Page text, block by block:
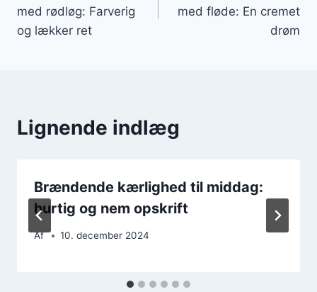
med rødløg: Farverig
og lækker ret
med fløde: En cremet
drøm
Lignende indlæg
Brændende kærlighed til middag:
hurtig og nem opskrift
Af 10. december 2024